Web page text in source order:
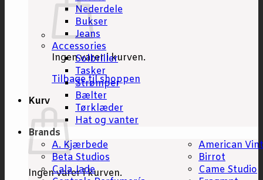
Ingen varer i kurven.
Tilbage til shoppen
Kurv
Ingen varer i kurven.
Nederdele
Bukser
Jeans
Accessories
Solbriller
Tasker
Strømper
Bælter
Tørklæder
Hat og vanter
Brands
A. Kjærbede
American
Beta Studios
Birrot
Cala Jade
Came Studio